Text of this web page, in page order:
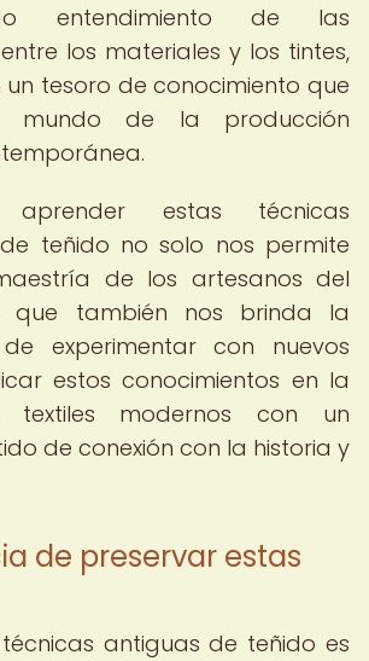
entendimiento de las
los materiales y los tintes,
tesoro de conocimiento que
mundo de la producción
estas técnicas
teñido no solo nos permite
de los artesanos del
que también nos brinda la
experimentar con nuevos
estos conocimientos en la
textiles modernos con un
de conexión con la historia y
de preservar estas
antiguas de teñido es